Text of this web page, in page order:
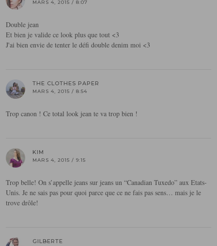
MARS 4, 2015 / 8:07
Double jean
Et bien je valide ce look plus que tout <3
J'ai bien envie de tenter le défi double denim moi <3
THE CLOTHES PAPER
MARS 4, 2015 / 8:54
Trop canon ! Ce total look jean te va trop bien !
KIM
MARS 4, 2015 / 9:15
Trop belle! On s’appelle jeans sur jeans un “Canadian Tuxedo” aux Etats-
Unis. Je ne sais pas pour quoi parce que ce ne fais pas sens… mais je le
trove drôle!
GILBERTE